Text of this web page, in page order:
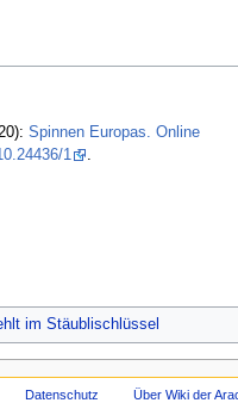
Spinnen Europas. Online
1 .
im Stäublischlüssel
Datenschutz Über Wiki der